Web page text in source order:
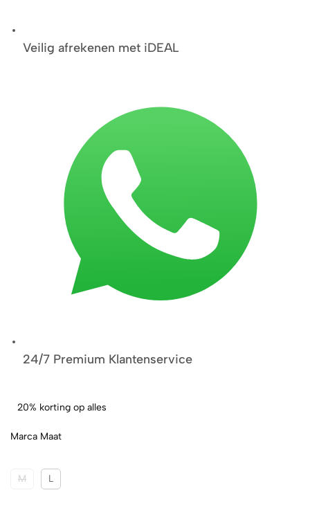
Veilig afrekenen met iDEAL
24/7 Premium Klantenservice
20% korting op alles
Marca Maat
M L